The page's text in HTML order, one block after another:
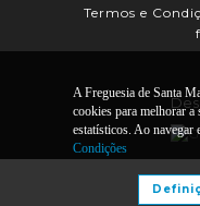
Termos e
A Freguesia de Santa
cookies para melhorar a
estatísticos. Ao navegar
Condições